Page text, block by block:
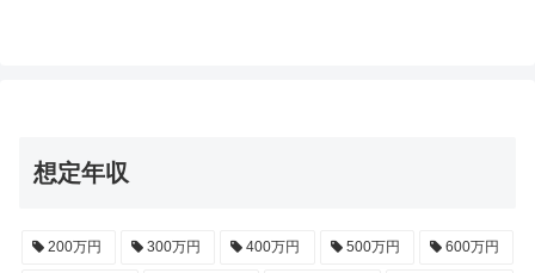
想定年収
200万円 300万円 400万円 500万円 600万円